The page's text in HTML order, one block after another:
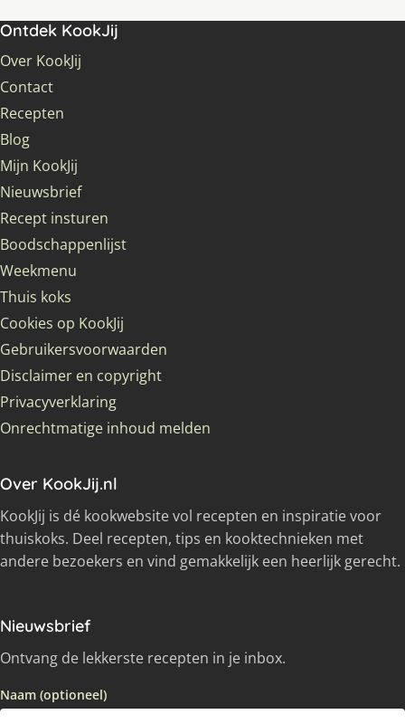
Ontdek KookJij
Over KookJij
Contact
Recepten
Blog
Mijn KookJij
Nieuwsbrief
Recept insturen
Boodschappenlijst
Weekmenu
Thuis koks
Cookies op KookJij
Gebruikersvoorwaarden
Disclaimer en copyright
Privacyverklaring
Onrechtmatige inhoud melden
Over KookJij.nl
KookJij is dé kookwebsite vol recepten en inspiratie voor
thuiskoks. Deel recepten, tips en kooktechnieken met
andere bezoekers en vind gemakkelijk een heerlijk gerecht.
Nieuwsbrief
Ontvang de lekkerste recepten in je inbox.
Naam (optioneel)